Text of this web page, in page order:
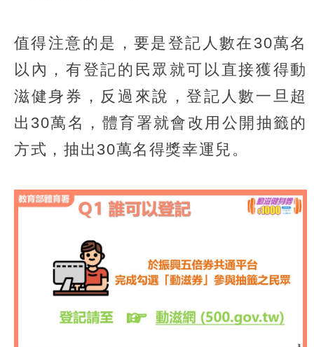
值得注意的是，要是登記人數在30萬名
以內，有登記的民眾就可以直接獲得動
滋健身券，反過來說，登記人數一旦超
出30萬名，體育署就會改用公開抽籤的
方式，抽出30萬名得獎幸運兒。